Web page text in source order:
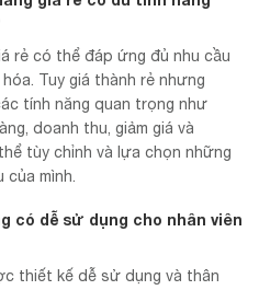
rẻ có thể đáp ứng đủ nhu cầu
Tuy giá thành rẻ nhưng
tính năng quan trọng như
doanh thu, giảm giá và
tùy chỉnh và lựa chọn những
của mình.
có dễ sử dụng cho nhân viên
thiết kế dễ sử dụng và thân